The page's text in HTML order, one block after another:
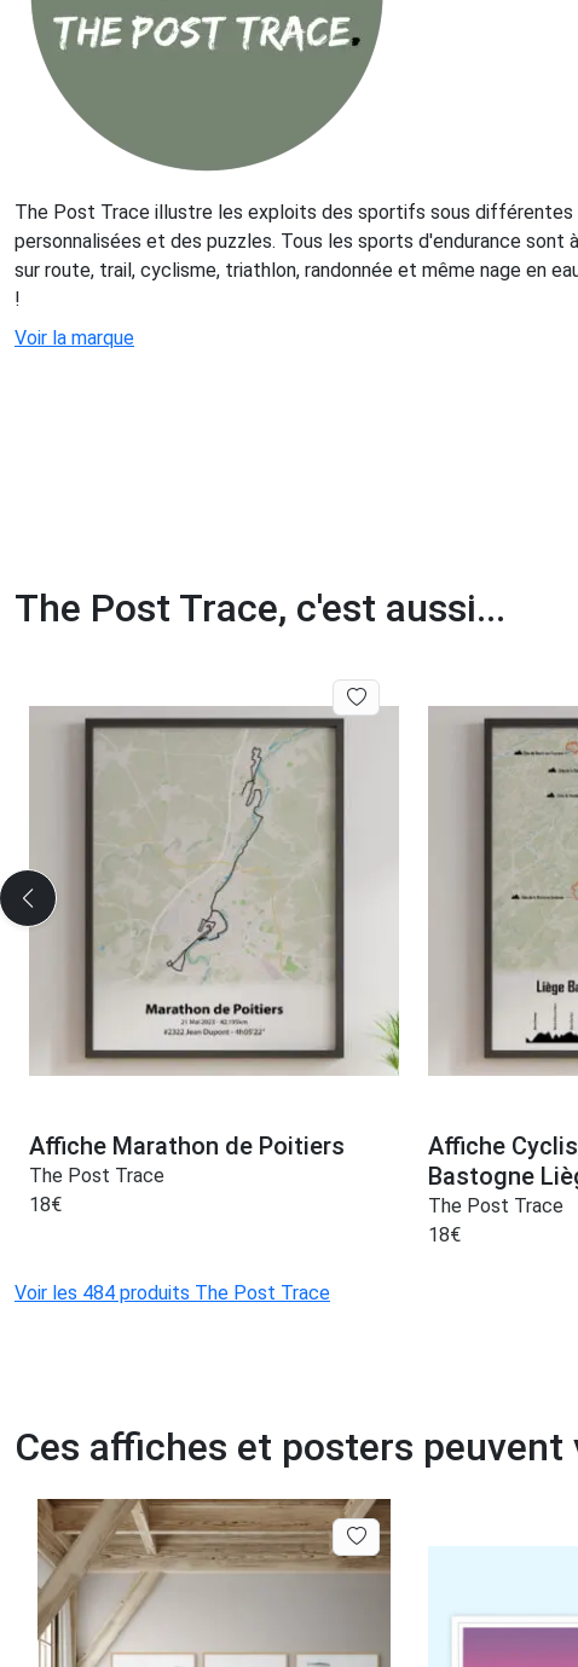
The Post Trace illustre les exploits des sportifs sous différentes
personnalisées et des puzzles. Tous les sports d'endurance sont
sur route, trail, cyclisme, triathlon, randonnée et même nage en
!
Voir la marque
The Post Trace, c'est aussi...
Affiche Marathon de Poitiers
The Post Trace
18€
Affiche
Bastogne
The Post Trace
18€
Voir les 484 produits The Post Trace
Ces affiches et posters